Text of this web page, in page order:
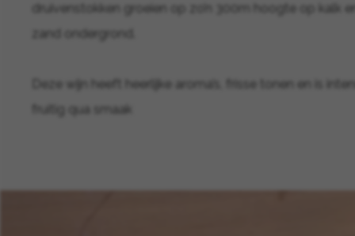
druivenstokken groeien op zo’n 300m hoogte op kalk en
zand ondergrond.
Deze wijn heeft heerlijke aroma’s, frisse tonen en is intens
fruitig qua smaak